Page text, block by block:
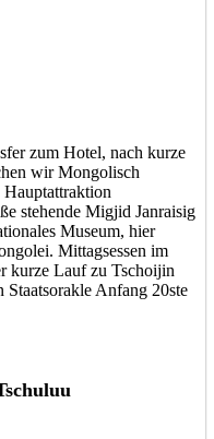
zum Hotel, nach kurze
wir Mongolisch
stehende Migjid Janraisig
Museum, hier
Mittagsessen im
kurze Lauf zu Tschoijin
Staatsorakle Anfang 20ste